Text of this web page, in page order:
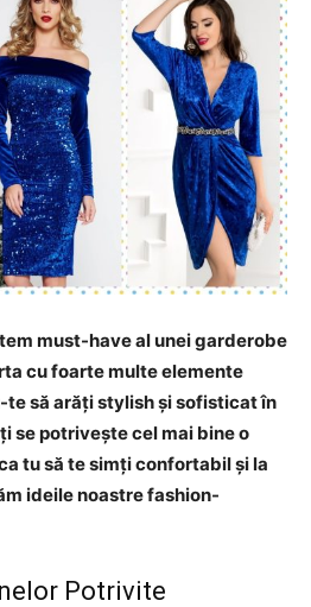
must-have al unei garderobe
cu foarte multe elemente
să arăți stylish și sofisticat în
se potrivește cel mai bine o
tu să te simți confortabil și la
ideile noastre fashion-
Potrivite